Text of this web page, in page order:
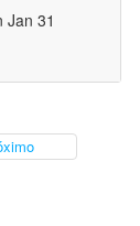
Jan 31